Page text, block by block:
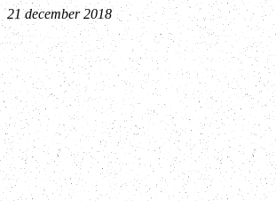
21 december 2018